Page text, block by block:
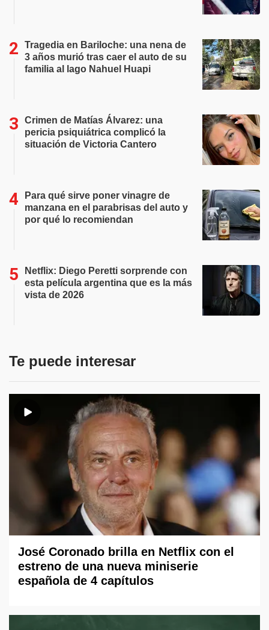
Tragedia en Bariloche: una nena de
3 años murió tras caer el auto de su
familia al lago Nahuel Huapi
Crimen de Matías Álvarez: una
pericia psiquiátrica complicó la
situación de Victoria Cantero
Para qué sirve poner vinagre de
manzana en el parabrisas del auto y
por qué lo recomiendan
Netflix: Diego Peretti sorprende con
esta película argentina que es la más
vista de 2026
Te puede interesar
José Coronado brilla en Netflix con el
estreno de una nueva miniserie
española de 4 capítulos